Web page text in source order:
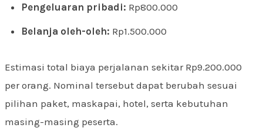
Pengeluaran pribadi: Rp800.000
Belanja oleh-oleh: Rp1.500.000
Estimasi total biaya perjalanan sekitar Rp9.200.000
per orang. Nominal tersebut dapat berubah sesuai
pilihan paket, maskapai, hotel, serta kebutuhan
masing-masing peserta.